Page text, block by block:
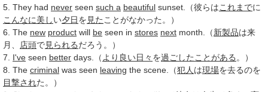
5. They had never seen such a beautiful sunset.（彼らはこれまでに
こんなに美しい夕日を 見た ことがなかった。）
6. The new product will be seen in stores next month.（新製品は来
月、
店頭で見られるだろう。）
7. I've seen better days.（ より良い日々 を過ごした ことがある 。）
8. The criminal was seen leaving the scene.（犯人 は現場を去るのを
目撃された。）